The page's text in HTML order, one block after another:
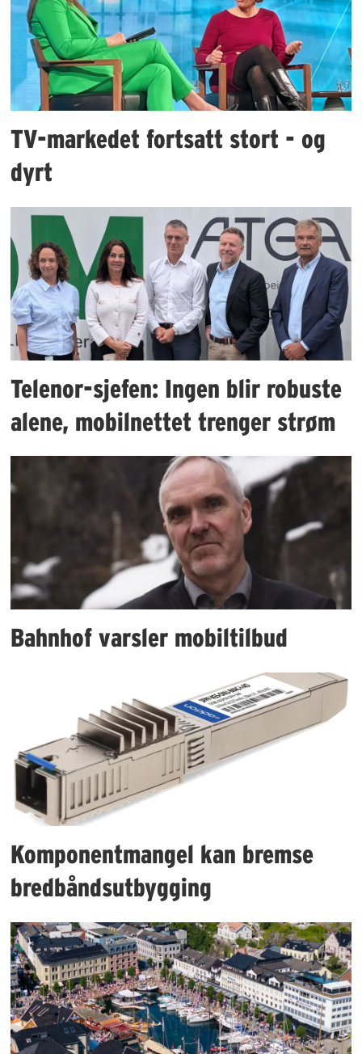
TV-markedet fortsatt stort - og
dyrt
Telenor-sjefen: Ingen blir robuste
alene, mobilnettet trenger strøm
Bahnhof varsler mobiltilbud
Komponentmangel kan bremse
bredbåndsutbygging